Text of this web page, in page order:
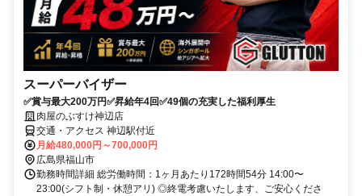
スーパーバイザー
✅賞与最大200万円✅昇給年4回✅49個の充実した福利厚生
肉屋のぶすけ神辺店
交通・アクセス 神辺駅付近
月給480,000円～700,000円
広島県福山市
勤務時間詳細 総労働時間：1ヶ月あたり172時間54分 14:00〜
23:00(シフト制・休憩アリ) ◎終電考慮いたします、ご安心くださ